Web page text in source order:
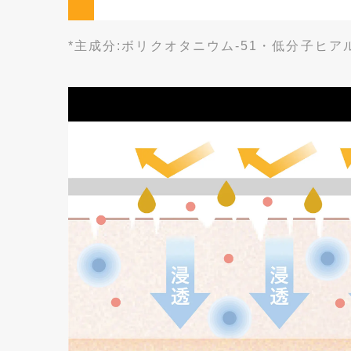
*主成分:ボリクオタニウム-51・低分子ヒア